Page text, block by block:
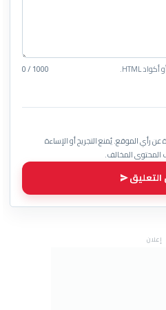
0 / 1000
عن رأي الموقع. يُمنع التجريح أو الإساءة
المخالف.
إعلان